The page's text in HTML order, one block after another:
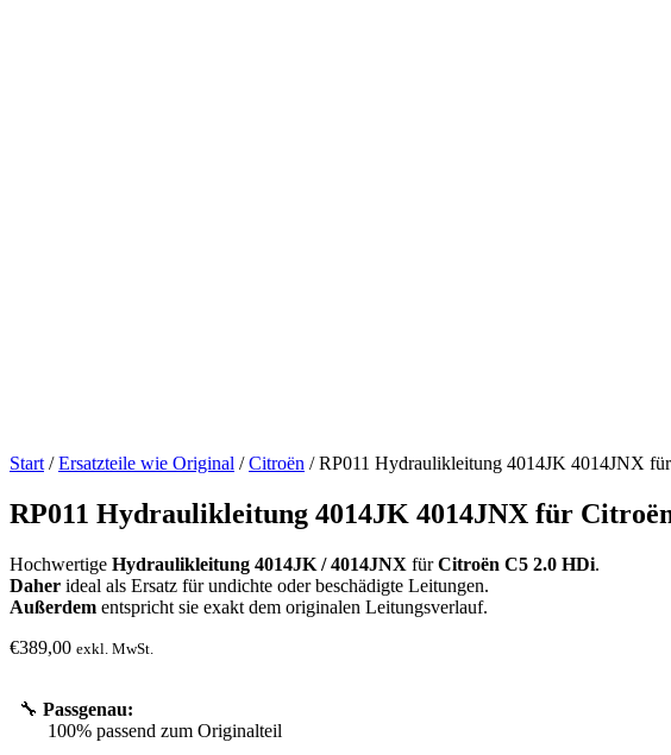
Start /Ersatzteile wie Original /Citroën / RP011 Hydraulikleitung 4014JK 4014JNX
RP011 Hydraulikleitung 4014JK 4014JNX für
Hochwertige Hydraulikleitung 4014JK / 4014JNX fürCitroën C5 2.0 HDi.
Daher ideal als Ersatz für undichte oder beschädigte Leitungen.
Außerdem entspricht sie exakt dem originalen Leitungsverlauf.
€389,00 exkl. MwSt.
🔧 Passgenau:
100% passend zum Originalteil